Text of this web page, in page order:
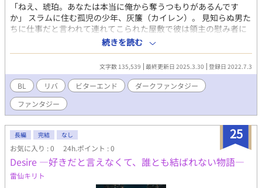
「ねえ、琥珀。あなたは本当に俺から奪うつもりがあるんです
か」 スラムに住む孤児の少年、灰簾（カイレン）。 見知らぬ男た
ちに仕事だと言われて連れてこられた屋敷で彼は領主の慰み者に
されるが、用心棒・琥珀の力を借りてそこを抜けだす。 砂漠に隠
れ住む民、言葉を奪われ、生贄を差し出すのと引き換えに住むこ
とを許される居留地の人々、凍りついた大学の奥で体制転覆を目
指す学者たち……。 何年もの間ふたりで逃亡生活を続け、旅を重
ねるうちに、琥珀を愛し始める灰簾だが、琥珀には彼を愛せない
事情があった。 やがて、成人した灰簾は自分の運命を知ることに
なるのだが、その時世界は破滅に向かって転がりはじめ、ふたり
の蜜月は終わりを告げる── 正義とは、自由とは、愛とは。泥の
ような世界で出会ったふたりの愛を描くダークファンタジー。
※fujossy版から改訂しています。 ビターエンド、人が結構死んだ
り殺されたりします。
続きを読む
文字数 135,539 最終更新日 2025.3.30 登録日 2022.7.3
BL リバ ビターエンド
ダークファンタジー
ファンタジー
25
長編 完結 なし
お気に入り : 0 24h.ポイント : 0
Desire ―好きだと言えなくて、誰とも結ばれない物語―
雷仙キリト